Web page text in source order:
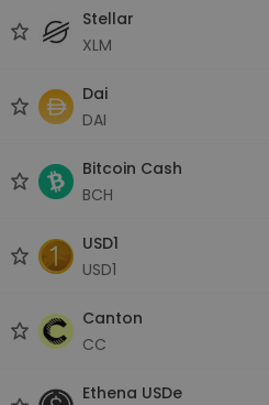
Stellar
XLM
Dai
DAI
Bitcoin Cash
BCH
USD1
USD1
Canton
CC
Ethena USDe